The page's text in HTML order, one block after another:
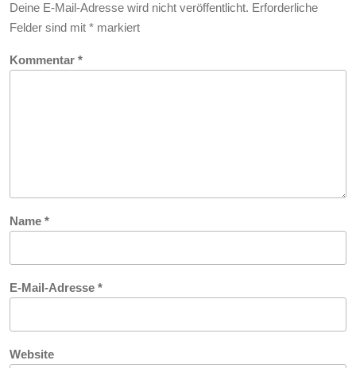
Deine E-Mail-Adresse wird nicht veröffentlicht. Erforderliche
Felder sind mit * markiert
Kommentar *
Name *
E-Mail-Adresse *
Website